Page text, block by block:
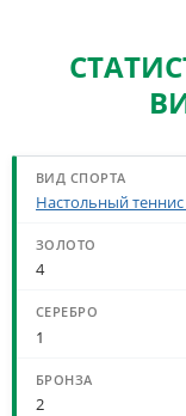
СТАТИСТИКА
Настольный
4
1
2